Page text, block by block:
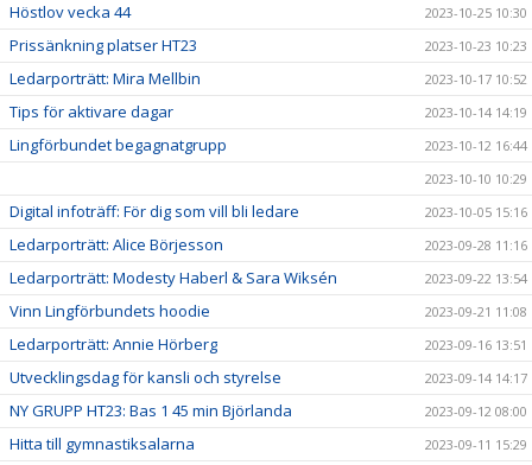
Höstlov vecka 44 2023-10-25 10:30
Prissänkning platser HT23 2023-10-23 10:23
Ledarporträtt: Mira Mellbin 2023-10-17 10:52
Tips för aktivare dagar 2023-10-14 14:19
Lingförbundet begagnatgrupp
2023-10-12 16:44
2023-10-10 10:29
Digital infoträff: För dig som vill bli ledare 2023-10-05 15:16
Ledarporträtt: Alice Börjesson 2023-09-28 11:16
Ledarporträtt: Modesty Haberl & Sara Wiksén 2023-09-22 13:54
Vinn Lingförbundets hoodie 2023-09-21 11:08
Ledarporträtt: Annie Hörberg 2023-09-16 13:51
Utvecklingsdag för kansli och styrelse 2023-09-14 14:17
NY GRUPP HT23: Bas 1 45 min Björlanda 2023-09-12 08:00
Hitta till gymnastiksalarna 2023-09-11 15:29